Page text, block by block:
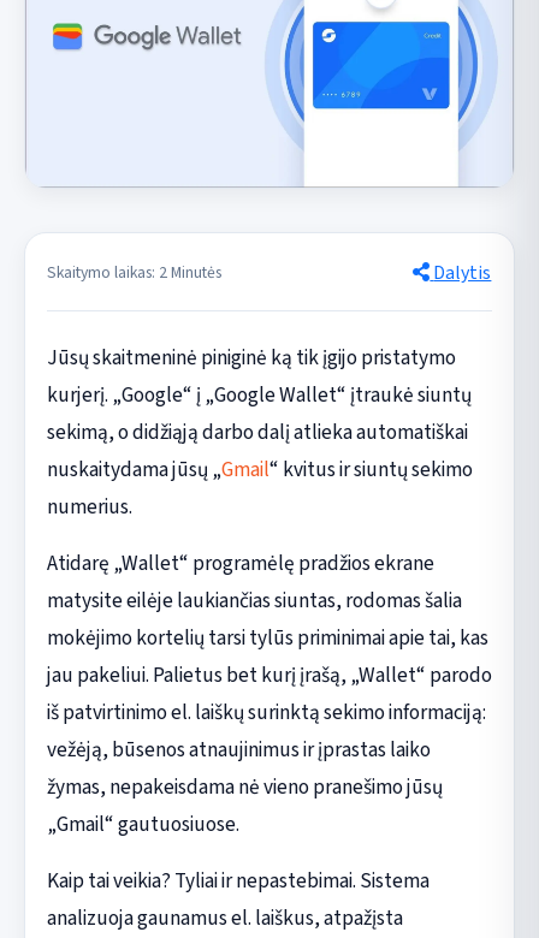
Skaitymo laikas: 2 Minutės Dalytis
Jūsų skaitmeninė piniginė ką tik įgijo pristatymo
kurjerį. „Google“ į „Google Wallet“ įtraukė siuntų
sekimą, o didžiąją darbo dalį atlieka automatiškai
nuskaitydama jūsų „Gmail“ kvitus ir siuntų sekimo
numerius.
Atidarę „Wallet“ programėlę pradžios ekrane
matysite eilėje laukiančias siuntas, rodomas šalia
mokėjimo kortelių tarsi tylūs priminimai apie tai, kas
jau pakeliui. Palietus bet kurį įrašą, „Wallet“ parodo
iš patvirtinimo el. laiškų surinktą sekimo informaciją:
vežėją, būsenos atnaujinimus ir įprastas laiko
žymas, nepakeisdama nė vieno pranešimo jūsų
„Gmail“ gautuosiuose.
Kaip tai veikia? Tyliai ir nepastebimai. Sistema
analizuoja gaunamus el. laiškus, atpažįsta